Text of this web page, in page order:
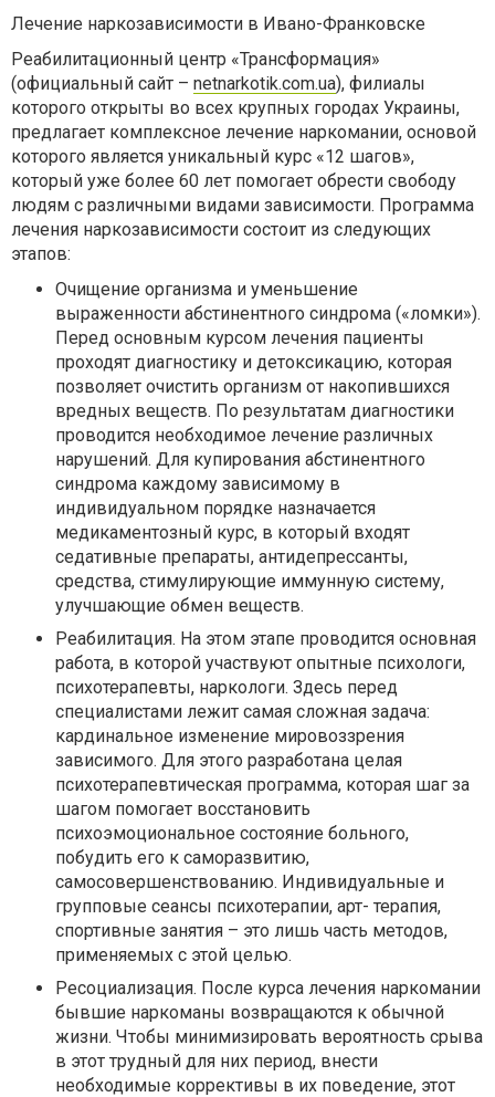
Лечение наркозависимости в Ивано-Франковске
Реабилитационный центр «Трансформация»
(официальный сайт – netnarkotik.com.ua), филиалы
которого открыты во всех крупных городах Украины,
предлагает комплексное лечение наркомании, основой
которого является уникальный курс «12 шагов»,
который уже более 60 лет помогает обрести свободу
людям с различными видами зависимости. Программа
лечения наркозависимости состоит из следующих
этапов:
Очищение организма и уменьшение
выраженности абстинентного синдрома («ломки»).
Перед основным курсом лечения пациенты
проходят диагностику и детоксикацию, которая
позволяет очистить организм от накопившихся
вредных веществ. По результатам диагностики
проводится необходимое лечение различных
нарушений. Для купирования абстинентного
синдрома каждому зависимому в
индивидуальном порядке назначается
медикаментозный курс, в который входят
седативные препараты, антидепрессанты,
средства, стимулирующие иммунную систему,
улучшающие обмен веществ.
Реабилитация. На этом этапе проводится основная
работа, в которой участвуют опытные психологи,
психотерапевты, наркологи. Здесь перед
специалистами лежит самая сложная задача:
кардинальное изменение мировоззрения
зависимого. Для этого разработана целая
психотерапевтическая программа, которая шаг за
шагом помогает восстановить
психоэмоциональное состояние больного,
побудить его к саморазвитию,
самосовершенствованию. Индивидуальные и
групповые сеансы психотерапии, арт- терапия,
спортивные занятия – это лишь часть методов,
применяемых с этой целью.
Ресоциализация. После курса лечения наркомании
бывшие наркоманы возвращаются к обычной
жизни. Чтобы минимизировать вероятность срыва
в этот трудный для них период, внести
необходимые коррективы в их поведение, этот